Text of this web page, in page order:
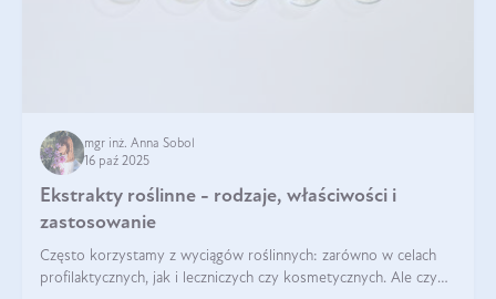
mgr inż. Anna Sobol
16 paź 2025
Ekstrakty roślinne - rodzaje, właściwości i
zastosowanie
Często korzystamy z wyciągów roślinnych: zarówno w celach
profilaktycznych, jak i leczniczych czy kosmetycznych. Ale czy